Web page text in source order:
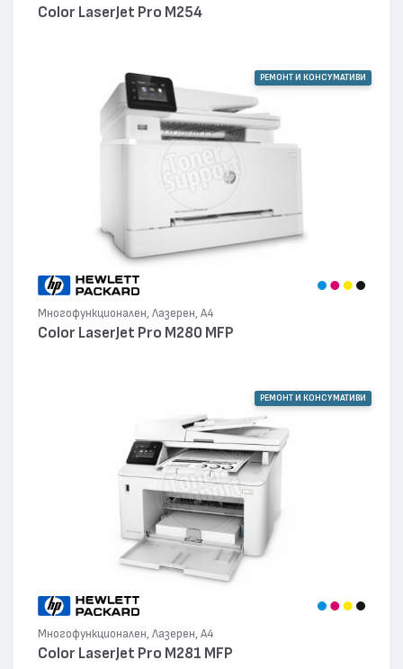
Color LaserJet Pro M254
РЕМОНТ И КОНСУМАТИВИ
Многофункционален, Лазерен, А4
Color LaserJet Pro M280 MFP
РЕМОНТ И КОНСУМАТИВИ
Многофункционален, Лазерен, А4
Color LaserJet Pro M281 MFP